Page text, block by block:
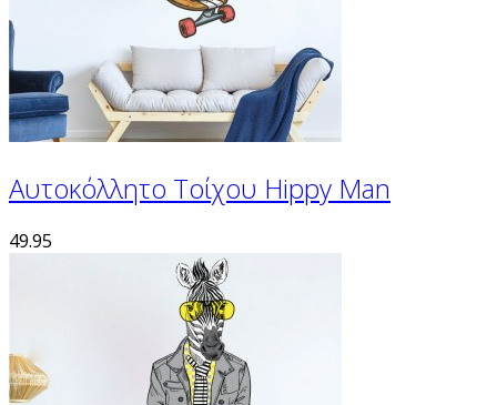
Αυτοκόλλητο Τοίχου Hippy Man
49.95